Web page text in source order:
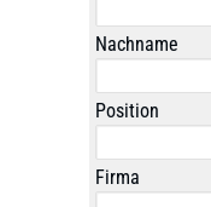
Nachname
Position
Firma